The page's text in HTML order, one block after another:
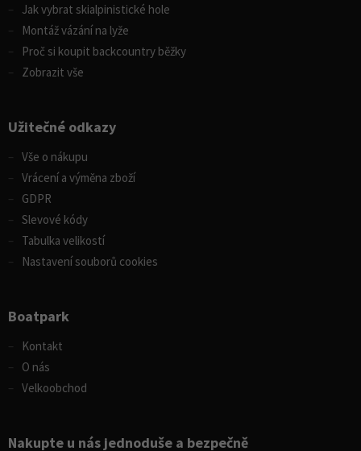
Jak vybrat skialpinistické hole
Montáž vázání na lyže
Proč si koupit backcountry běžky
Zobrazit vše
Užitečné odkazy
Vše o nákupu
Vrácení a výměna zboží
GDPR
Slevové kódy
Tabulka velikostí
Nastavení souborů cookies
Boatpark
Kontakt
O nás
Velkoobchod
Nakupte u nás jednoduše a bezpečně